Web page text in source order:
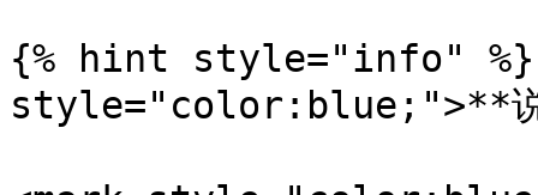
{% hint style="info" %}
style="color:blue;">**